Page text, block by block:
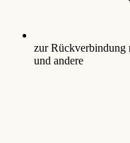
zur Rückverbindung
und andere